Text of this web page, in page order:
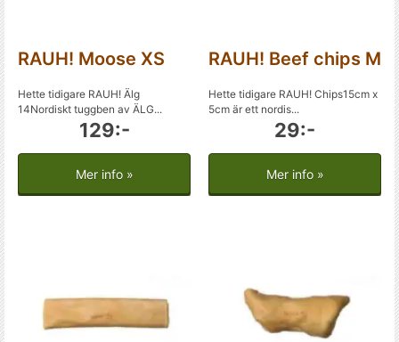
RAUH! Moose XS
Hette tidigare RAUH! Älg
14Nordiskt tuggben av ÄLG...
129:-
Mer info »
RAUH! Beef chips M
Hette tidigare RAUH! Chips15cm x
5cm är ett nordis...
29:-
Mer info »